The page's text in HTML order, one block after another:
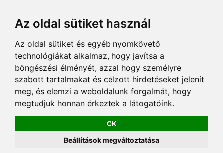
Az oldal sütiket használ
Az oldal sütiket és egyéb nyomkövető
technológiákat alkalmaz, hogy javítsa a
böngészési élményét, azzal hogy személyre
szabott tartalmakat és célzott hirdetéseket jelenít
meg, és elemzi a weboldalunk forgalmát, hogy
megtudjuk honnan érkeztek a látogatóink.
OK
Beállítások megváltoztatása